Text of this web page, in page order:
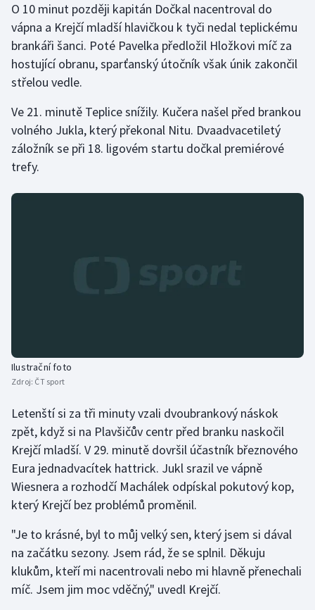
Parasport
Plavání
Ragby
Rychlobruslení
Veslování
Vodní slalom
Volejbal
Ostatní
O 10 minut později kapitán Dočkal nacentroval do
vápna a Krejčí mladší hlavičkou k tyči nedal teplickému
brankáři šanci. Poté Pavelka předložil Hložkovi míč za
hostující obranu, sparťanský útočník však únik zakončil
střelou vedle.
Ve 21. minutě Teplice snížily. Kučera našel před brankou
volného Jukla, který překonal Nitu. Dvaadvacetiletý
záložník se při 18. ligovém startu dočkal premiérové
trefy.
Ilustrační foto
Zdroj: ČT sport
Letenští si za tři minuty vzali dvoubrankový náskok
zpět, když si na Plavšičův centr před branku naskočil
Krejčí mladší. V 29. minutě dovršil účastník březnového
Eura jednadvacítek hattrick. Jukl srazil ve vápně
Wiesnera a rozhodčí Machálek odpískal pokutový kop,
který Krejčí bez problémů proměnil.
"Je to krásné, byl to můj velký sen, který jsem si dával
na začátku sezony. Jsem rád, že se splnil. Děkuju
klukům, kteří mi nacentrovali nebo mi hlavně přenechali
míč. Jsem jim moc vděčný," uvedl Krejčí.